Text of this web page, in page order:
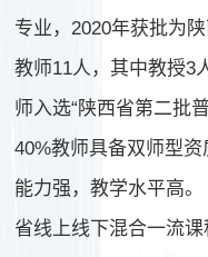
专业，2020年获批为
教师11人，其中教授3
师入选“陕西省第二批
40%教师具备双师型
能力强，教学水平高
省线上线下混合一流